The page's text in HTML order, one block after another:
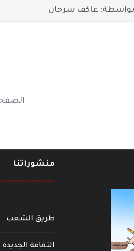
عاكف سرحان
الصفحة 39
منشوراتنا
طريق الشعب
الثقافة الجديدة